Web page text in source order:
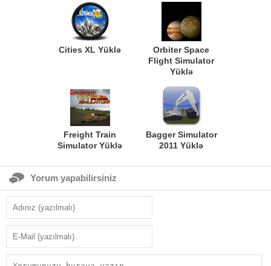
Cities XL Yüklə
Orbiter Space
Flight Simulator
Yüklə
Freight Train
Simulator Yüklə
Bagger Simulator
2011 Yüklə
Yorum yapabilirsiniz